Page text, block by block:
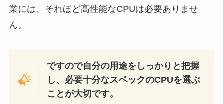
業には、それほど高性能なCPUは必要ありませ
ん。
ですので自分の用途をしっかりと把握
し、必要十分なスペックのCPUを選ぶ
ことが大切です。